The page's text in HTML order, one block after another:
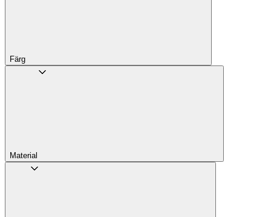
Färg
Material